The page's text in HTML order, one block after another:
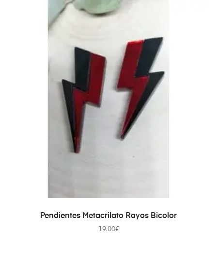
AÑADIR AL CARRITO
Pendientes Metacrilato Rayos Bicolor
19.00€